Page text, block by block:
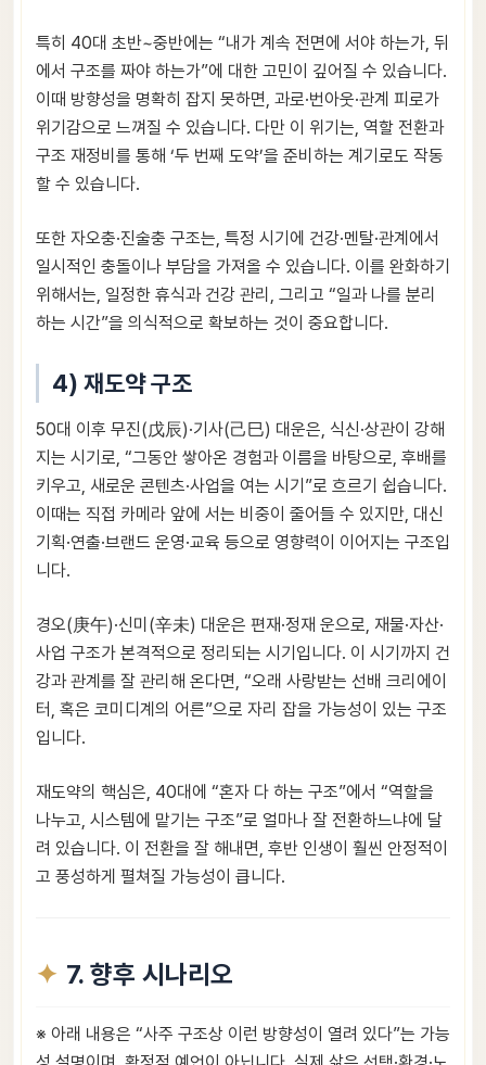
특히 40대 초반~중반에는 “내가 계속 전면에 서야 하는가, 뒤
에서 구조를 짜야 하는가”에 대한 고민이 깊어질 수 있습니다.
이때 방향성을 명확히 잡지 못하면, 과로·번아웃·관계 피로가
위기감으로 느껴질 수 있습니다. 다만 이 위기는, 역할 전환과
구조 재정비를 통해 ‘두 번째 도약’을 준비하는 계기로도 작동
할 수 있습니다.
또한 자오충·진술충 구조는, 특정 시기에 건강·멘탈·관계에서
일시적인 충돌이나 부담을 가져올 수 있습니다. 이를 완화하기
위해서는, 일정한 휴식과 건강 관리, 그리고 “일과 나를 분리
하는 시간”을 의식적으로 확보하는 것이 중요합니다.
4) 재도약 구조
50대 이후 무진(戊辰)·기사(己巳) 대운은, 식신·상관이 강해
지는 시기로, “그동안 쌓아온 경험과 이름을 바탕으로, 후배를
키우고, 새로운 콘텐츠·사업을 여는 시기”로 흐르기 쉽습니다.
이때는 직접 카메라 앞에 서는 비중이 줄어들 수 있지만, 대신
기획·연출·브랜드 운영·교육 등으로 영향력이 이어지는 구조입
니다.
경오(庚午)·신미(辛未) 대운은 편재·정재 운으로, 재물·자산·
사업 구조가 본격적으로 정리되는 시기입니다. 이 시기까지 건
강과 관계를 잘 관리해 온다면, “오래 사랑받는 선배 크리에이
터, 혹은 코미디계의 어른”으로 자리 잡을 가능성이 있는 구조
입니다.
재도약의 핵심은, 40대에 “혼자 다 하는 구조”에서 “역할을
나누고, 시스템에 맡기는 구조”로 얼마나 잘 전환하느냐에 달
려 있습니다. 이 전환을 잘 해내면, 후반 인생이 훨씬 안정적이
고 풍성하게 펼쳐질 가능성이 큽니다.
7. 향후 시나리오
※ 아래 내용은 “사주 구조상 이런 방향성이 열려 있다”는 가능